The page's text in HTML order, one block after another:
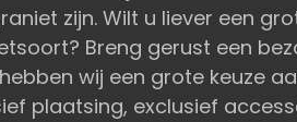
zijn. Wilt u liever een
Breng gerust een
wij een grote keuze
plaatsing, exclusief